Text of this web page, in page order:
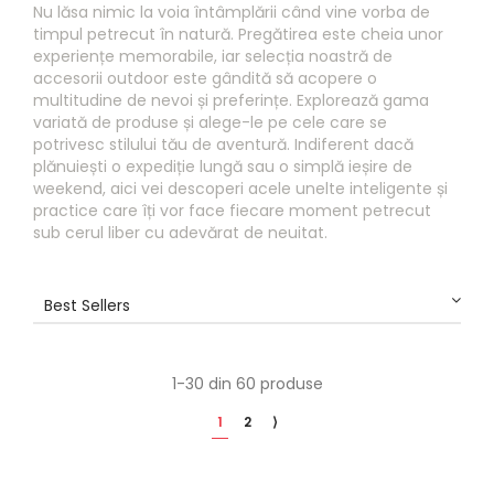
Nu lăsa nimic la voia întâmplării când vine vorba de
timpul petrecut în natură. Pregătirea este cheia unor
experiențe memorabile, iar selecția noastră de
accesorii outdoor este gândită să acopere o
multitudine de nevoi și preferințe. Explorează gama
variată de produse și alege-le pe cele care se
potrivesc stilului tău de aventură. Indiferent dacă
plănuiești o expediție lungă sau o simplă ieșire de
weekend, aici vei descoperi acele unelte inteligente și
practice care îți vor face fiecare moment petrecut
sub cerul liber cu adevărat de neuitat.
Best Sellers
1-30 din 60 produse
1 2 ⟩